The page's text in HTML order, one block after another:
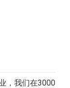
，我们在3000